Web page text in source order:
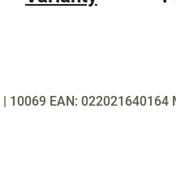
| 10069 EAN: 022021640164